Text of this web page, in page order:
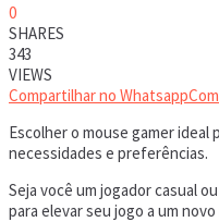
0
SHARES
343
VIEWS
Compartilhar no Whatsapp
Escolher o mouse gamer
necessidades e preferências.
Seja você um jogador casual
para elevar seu jogo a um